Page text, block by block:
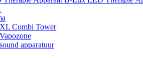
Combi Tower
apparatuur